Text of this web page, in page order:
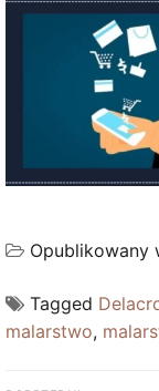
Opublikowany
Tagged
malarstwo,